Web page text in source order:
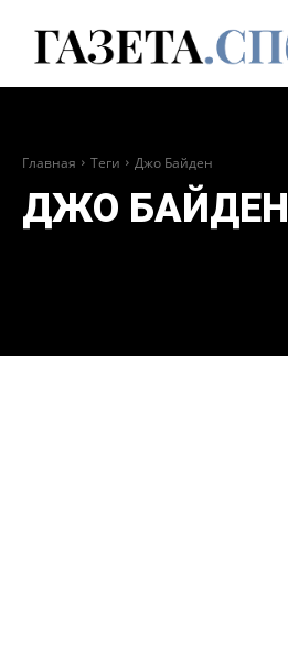
Главная Теги Джо Байден
ДЖО БАЙДЕН